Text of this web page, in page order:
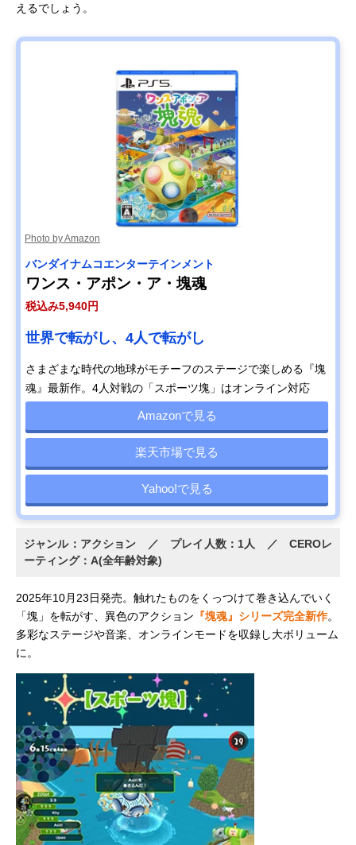
えるでしょう。
Photo by Amazon
バンダイナムコエンターテインメント
ワンス・アポン・ア・塊魂
税込み5,940円
世界で転がし、4人で転がし
さまざまな時代の地球がモチーフのステージで楽しめる『塊
魂』最新作。4人対戦の「スポーツ塊」はオンライン対応
Amazonで見る
楽天市場で見る
Yahoo!で見る
ジャンル：アクション ／ プレイ人数：1人 ／ CEROレ
ーティング：A(全年齢対象)
2025年10月23日発売。触れたものをくっつけて巻き込んでいく
「塊」を転がす、異色のアクション 『塊魂』シリーズ完全新作。
多彩なステージや音楽、オンラインモードを収録し大ボリューム
に。